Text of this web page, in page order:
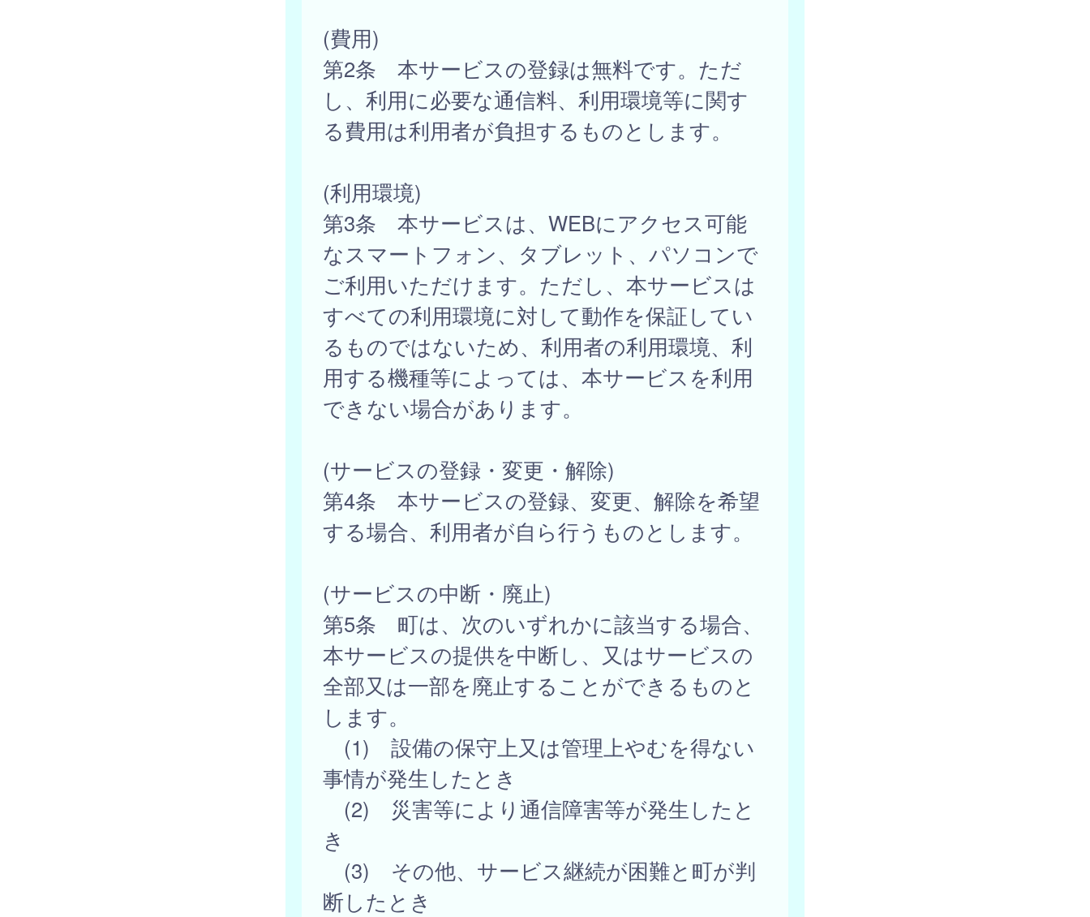
(費用)
第2条 本サービスの登録は無料です。ただ
し、利用に必要な通信料、利用環境等に関す
る費用は利用者が負担するものとします。
(利用環境)
第3条 本サービスは、WEBにアクセス可能
なスマートフォン、タブレット、パソコンで
ご利用いただけます。ただし、本サービスは
すべての利用環境に対して動作を保証してい
るものではないため、利用者の利用環境、利
用する機種等によっては、本サービスを利用
できない場合があります。
(サービスの登録・変更・解除)
第4条 本サービスの登録、変更、解除を希望
する場合、利用者が自ら行うものとします。
(サービスの中断・廃止)
第5条 町は、次のいずれかに該当する場合、
本サービスの提供を中断し、又はサービスの
全部又は一部を廃止することができるものと
します。
(1) 設備の保守上又は管理上やむを得ない
事情が発生したとき
(2) 災害等により通信障害等が発生したと
き
(3) その他、サービス継続が困難と町が判
断したとき